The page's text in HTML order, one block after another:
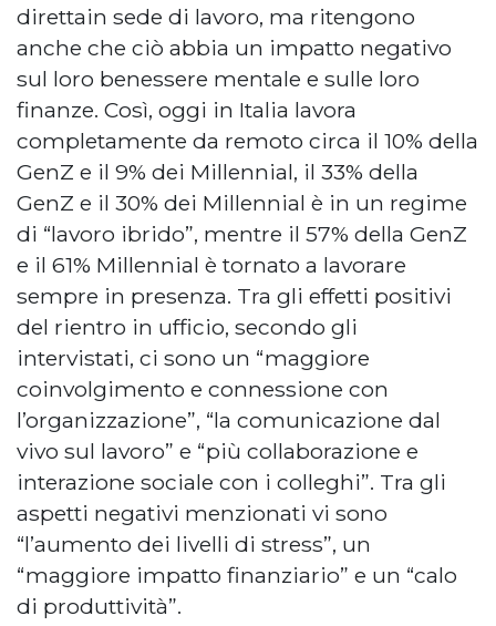
direttain sede di lavoro, ma ritengono
anche che ciò abbia un impatto negativo
sul loro benessere mentale e sulle loro
finanze. Così, oggi in Italia lavora
completamente da remoto circa il 10% della
GenZ e il 9% dei Millennial, il 33% della
GenZ e il 30% dei Millennial è in un regime
di “lavoro ibrido”, mentre il 57% della GenZ
e il 61% Millennial è tornato a lavorare
sempre in presenza. Tra gli effetti positivi
del rientro in ufficio, secondo gli
intervistati, ci sono un “maggiore
coinvolgimento e connessione con
l’organizzazione”, “la comunicazione dal
vivo sul lavoro” e “più collaborazione e
interazione sociale con i colleghi”. Tra gli
aspetti negativi menzionati vi sono
“l’aumento dei livelli di stress”, un
“maggiore impatto finanziario” e un “calo
di produttività”.